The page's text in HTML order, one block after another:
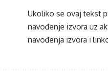
Ukoliko se ovaj tekst
navođenje izvora uz
navođenja izvora i